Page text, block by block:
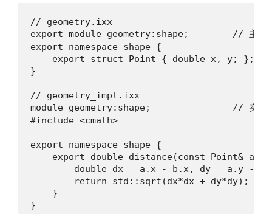
// geometry.ixx
export module geometry:shape;        // 主模
export namespace shape {
    export struct Point { double x, y; };
}
// geometry_impl.ixx
module geometry:shape;               // 实现
#include <cmath>
export namespace shape {
export double distance(const Point& a,
double dx = a.x - b.x, dy = a.y -
        return std::sqrt(dx*dx + dy*dy);
    }
}